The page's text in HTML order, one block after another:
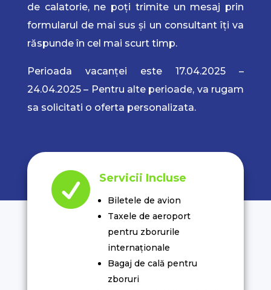
de calatorie, ne poți trimite un mesaj prin
formularul de mai sus și un consultant îți va
răspunde în cel mai scurt timp.
Perioada vacanței este 17.04.2025 –
24.04.2025 – Pentru alte perioade, va rugam
sa solicitati o oferta personalizata.
 Servicii Incluse
Biletele de avion
Taxele de aeroport
pentru zborurile
internaționale
Bagaj de cală pentru
zboruri